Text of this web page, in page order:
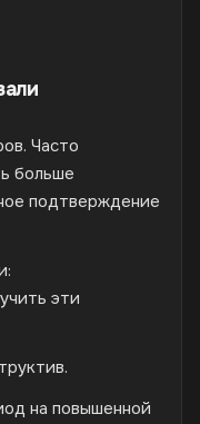
Часто
больше
подтверждение
эти
на повышенной